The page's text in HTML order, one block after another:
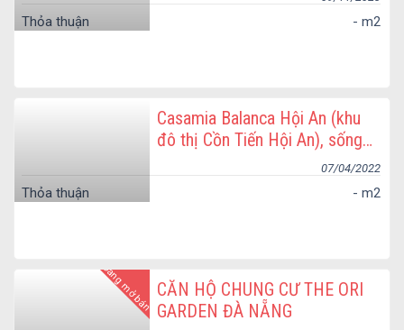
Thỏa thuận - m2
Casamia Balanca Hội An (khu
đô thị Cồn Tiến Hội An), sống
đặc quyền giữa lòng di sản07/04/2022
Thỏa thuận - m2
Đang mở bán CĂN HỘ CHUNG CƯ THE ORI
GARDEN ĐÀ NẴNG